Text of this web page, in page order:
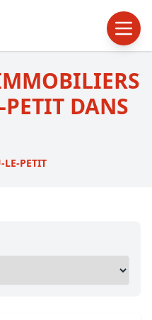
DANS
LE-PETIT